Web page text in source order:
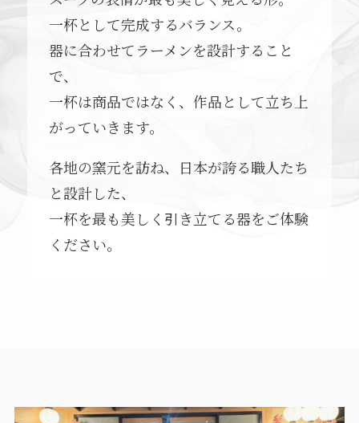
一杯として完成するバランス。
器に合わせてラーメンを設計すること
で、
一杯は商品ではなく、作品として立ち上
がっていきます。
各地の窯元を訪ね、日本が誇る職人たち
と設計した、
一杯を最も美しく引き立てる器をご体験
ください。